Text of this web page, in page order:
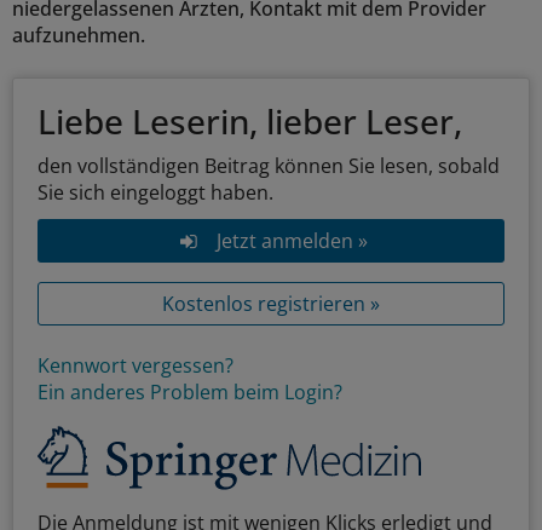
niedergelassenen Ärzten, Kontakt mit dem Provider
aufzunehmen.
Liebe Leserin, lieber Leser,
den vollständigen Beitrag können Sie lesen, sobald
Sie sich eingeloggt haben.
Jetzt anmelden »
Kostenlos registrieren »
Kennwort vergessen?
Ein anderes Problem beim Login?
Die Anmeldung ist mit wenigen Klicks erledigt und